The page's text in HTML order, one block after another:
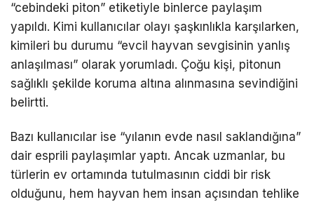
“cebindeki piton” etiketiyle binlerce paylaşım
yapıldı. Kimi kullanıcılar olayı şaşkınlıkla karşılarken,
kimileri bu durumu “evcil hayvan sevgisinin yanlış
anlaşılması” olarak yorumladı. Çoğu kişi, pitonun
sağlıklı şekilde koruma altına alınmasına sevindiğini
belirtti.
Bazı kullanıcılar ise “yılanın evde nasıl saklandığına”
dair esprili paylaşımlar yaptı. Ancak uzmanlar, bu
türlerin ev ortamında tutulmasının ciddi bir risk
olduğunu, hem hayvan hem insan açısından tehlike